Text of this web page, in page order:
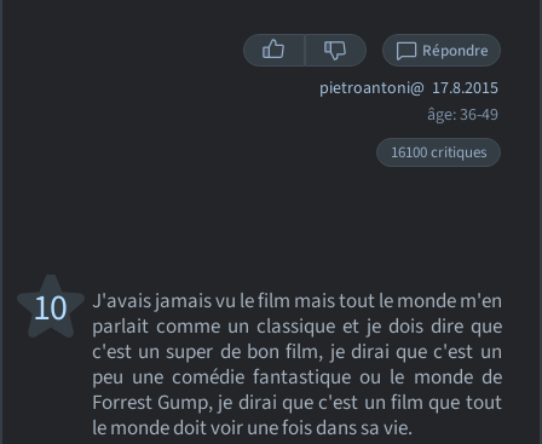
Répondre
pietroantoni@ 17.8.2015
âge: 36-49
16100 critiques
J'avais jamais vu le film mais tout le monde m'en
parlait comme un classique et je dois dire que
c'est un super de bon film, je dirai que c'est un
peu une comédie fantastique ou le monde de
Forrest Gump, je dirai que c'est un film que tout
le monde doit voir une fois dans sa vie.
10